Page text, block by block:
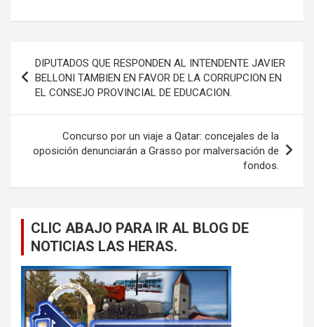
de
entradas
DIPUTADOS QUE RESPONDEN AL INTENDENTE JAVIER
BELLONI TAMBIEN EN FAVOR DE LA CORRUPCION EN
EL CONSEJO PROVINCIAL DE EDUCACION.
Concurso por un viaje a Qatar: concejales de la
oposición denunciarán a Grasso por malversación de
fondos.
CLIC ABAJO PARA IR AL BLOG DE
NOTICIAS LAS HERAS.